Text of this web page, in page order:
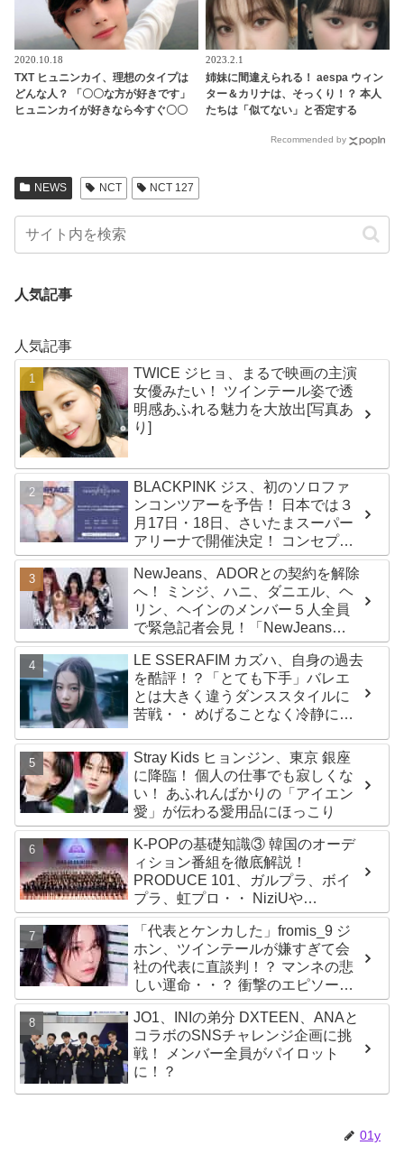
2020.10.18
TXT ヒュニンカイ、理想のタイプは
どんな人？ 「〇〇な方が好きです」
ヒュニンカイが好きなら今すぐ〇〇
2023.2.1
姉妹に間違えられる！ aespa ウィン
ター＆カリナは、そっくり！？ 本人
たちは「似てない」と否定する
Recommended by
NEWS NCT NCT 127
人気記事
人気記事
TWICE ジヒョ、まるで映画の主演
女優みたい！ ツインテール姿で透
明感あふれる魅力を大放出[写真あ
り]
BLACKPINK ジス、初のソロファ
ンコンツアーを予告！ 日本では３
月17日・18日、さいたまスーパー
アリーナで開催決定！ コンセプト
は“愛のカケラ”！？ 14日には新ア
ルバム『AMORTAGE』もリリース
NewJeans、ADORとの契約を解除
へ！ ミンジ、ハニ、ダニエル、ヘ
リン、ヘインのメンバー５人全員
で緊急記者会見！「NewJeans
never dies!」と微笑みの宣言！
ADOR側、2029年まで契約有効と
主張
LE SSERAFIM カズハ、自身の過去
を酷評！？「とても下手」バレエ
とは大きく違うダンススタイルに
苦戦・・ めげることなく冷静に努
Stray Kids ヒョンジン、東京 銀座
に降臨！ 個人の仕事でも寂しくな
い！ あふれんばかりの「アイエン
愛」が伝わる愛用品にほっこり
K-POPの基礎知識③ 韓国のオーデ
ィション番組を徹底解説！
PRODUCE 101、ガルプラ、ボイ
プラ、虹プロ・・ NiziUや
Kep1er、ZEROBASEONEら人気
グループが続々と誕生！ JO1や
INI、ME:Iを生んだ日プまで一挙紹
介
「代表とケンカした」fromis_9 ジ
ホン、ツインテールが嫌すぎて会
社の代表に直談判！？ マンネの悲
しい運命・・？ 衝撃のエピソード
に爆笑
JO1、INIの弟分 DXTEEN、ANAと
コラボのSNSチャレンジ企画に挑
戦！ メンバー全員がパイロット
に！？
01y